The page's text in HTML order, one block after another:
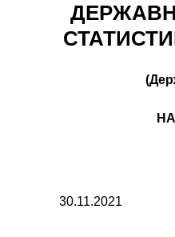
30.11.2021